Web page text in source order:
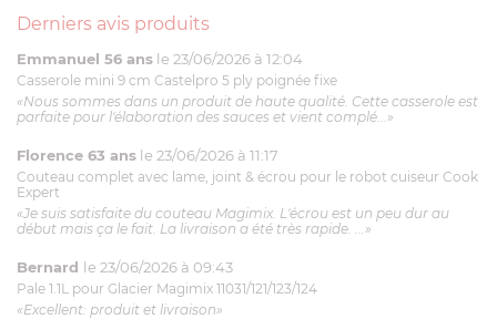
Derniers avis produits
Emmanuel 56 ans le 23/06/2026 à 12:04
Casserole mini 9 cm Castelpro 5 ply poignée fixe
«Nous sommes dans un produit de haute qualité. Cette casserole est
parfaite pour l'élaboration des sauces et vient complé...»
Florence 63 ans le 23/06/2026 à 11:17
Couteau complet avec lame, joint & écrou pour le robot cuiseur Cook
Expert
«Je suis satisfaite du couteau Magimix. L'écrou est un peu dur au
début mais ça le fait. La livraison a été très rapide. ...»
Bernard le 23/06/2026 à 09:43
Pale 1.1L pour Glacier Magimix 11031/121/123/124
«Excellent: produit et livraison»